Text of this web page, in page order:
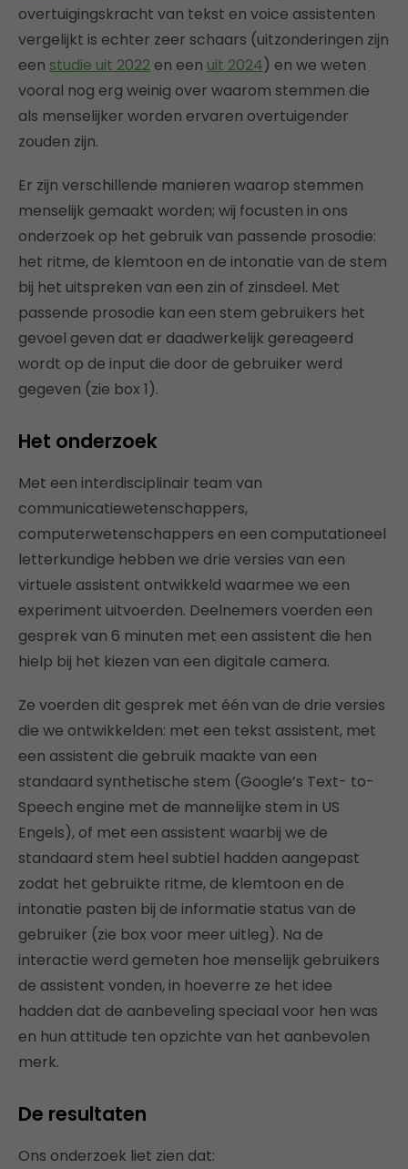
overtuigingskracht van tekst en voice assistenten
vergelijkt is echter zeer schaars (uitzonderingen zijn
een studie uit 2022 en een uit 2024) en we weten
vooral nog erg weinig over waarom stemmen die
als menselijker worden ervaren overtuigender
zouden zijn.
Er zijn verschillende manieren waarop stemmen
menselijk gemaakt worden; wij focusten in ons
onderzoek op het gebruik van passende prosodie:
het ritme, de klemtoon en de intonatie van de stem
bij het uitspreken van een zin of zinsdeel. Met
passende prosodie kan een stem gebruikers het
gevoel geven dat er daadwerkelijk gereageerd
wordt op de input die door de gebruiker werd
gegeven (zie box 1).
Het onderzoek
Met een interdisciplinair team van
communicatiewetenschappers,
computerwetenschappers en een computationeel
letterkundige hebben we drie versies van een
virtuele assistent ontwikkeld waarmee we een
experiment uitvoerden. Deelnemers voerden een
gesprek van 6 minuten met een assistent die hen
hielp bij het kiezen van een digitale camera.
Ze voerden dit gesprek met één van de drie versies
die we ontwikkelden: met een tekst assistent, met
een assistent die gebruik maakte van een
standaard synthetische stem (Google’s Text- to-
Speech engine met de mannelijke stem in US
Engels), of met een assistent waarbij we de
standaard stem heel subtiel hadden aangepast
zodat het gebruikte ritme, de klemtoon en de
intonatie pasten bij de informatie status van de
gebruiker (zie box voor meer uitleg). Na de
interactie werd gemeten hoe menselijk gebruikers
de assistent vonden, in hoeverre ze het idee
hadden dat de aanbeveling speciaal voor hen was
en hun attitude ten opzichte van het aanbevolen
merk.
De resultaten
Ons onderzoek liet zien dat: